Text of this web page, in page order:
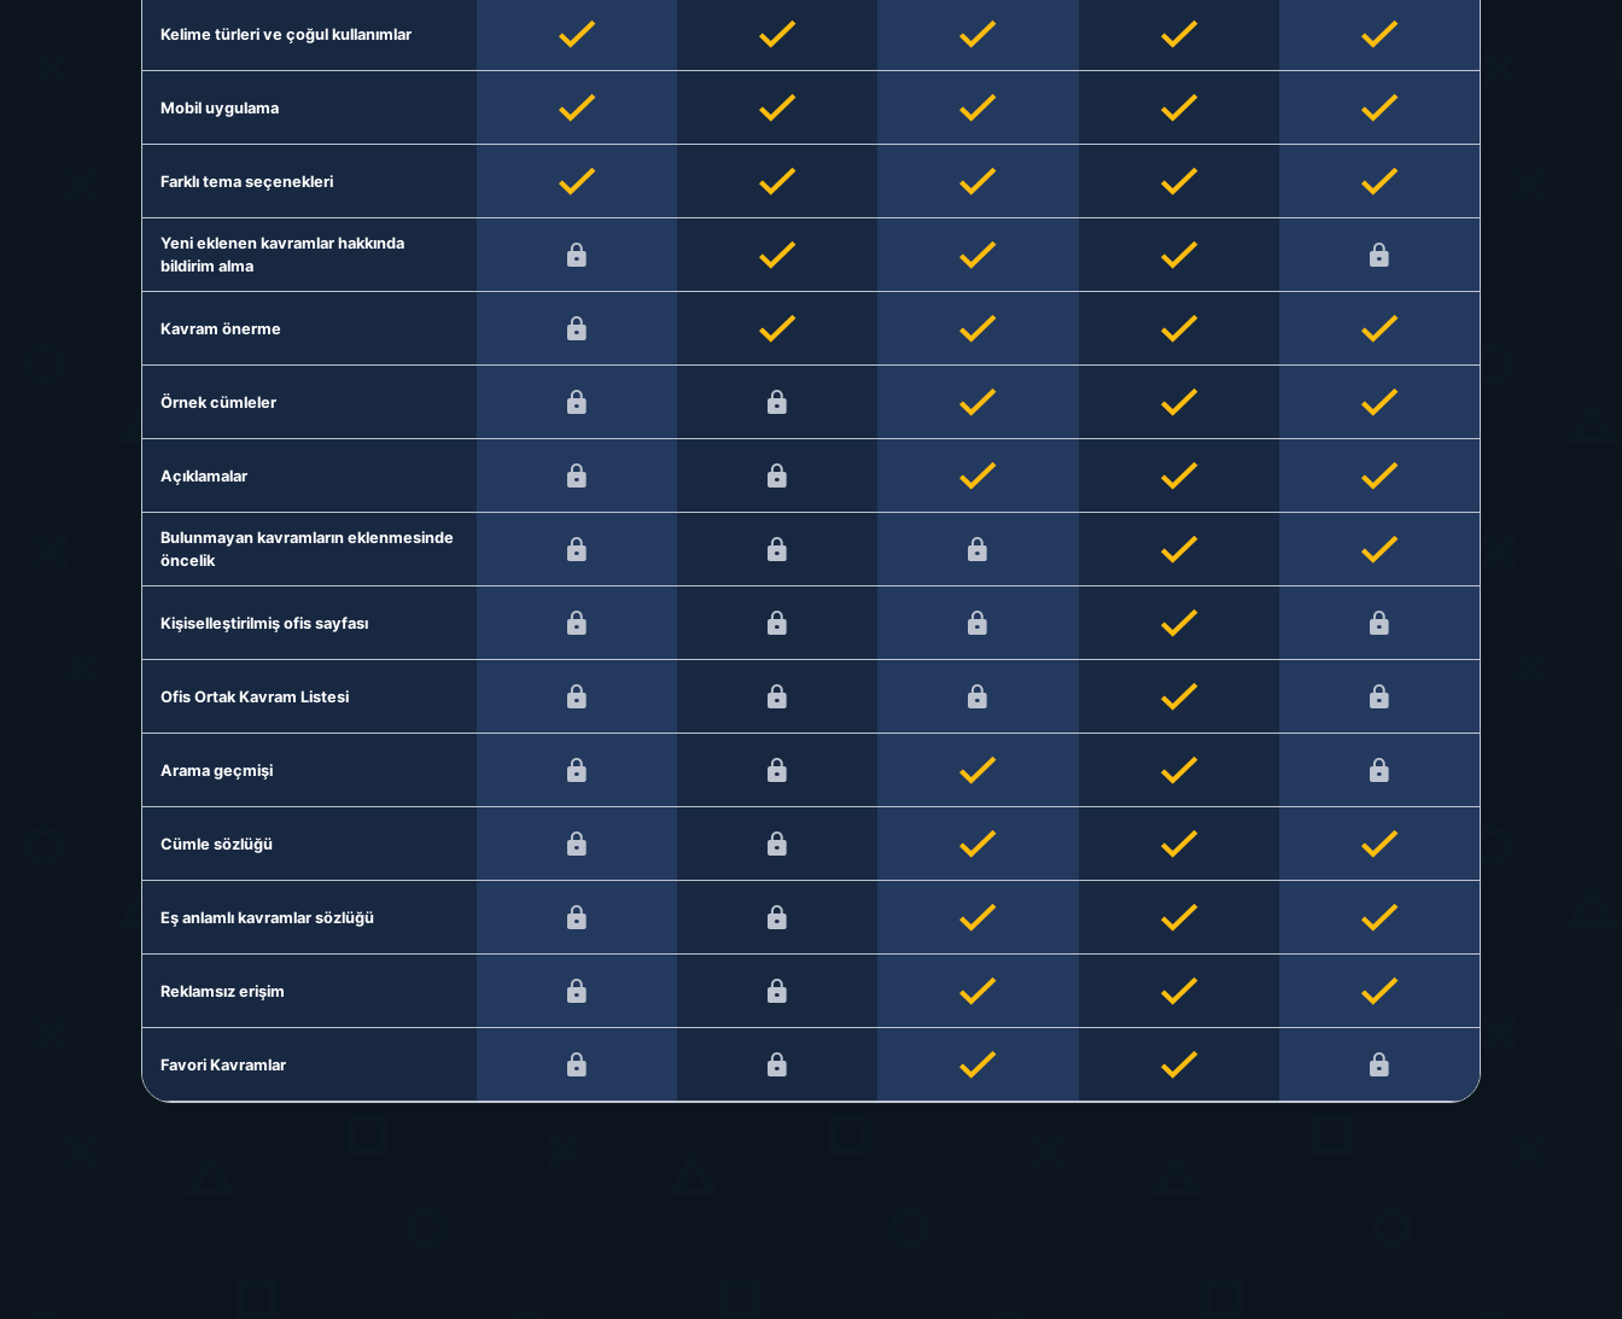
Kelime türleri ve çoğul kullanımlar
Mobil uygulama
Farklı tema seçenekleri
Yeni eklenen kavramlar hakkında
bildirim alma
Kavram önerme
Örnek cümleler
Açıklamalar
Bulunmayan kavramların eklenmesinde
öncelik
Kişiselleştirilmiş ofis sayfası
Ofis Ortak Kavram Listesi
Arama geçmişi
Cümle sözlüğü
Eş anlamlı kavramlar sözlüğü
Reklamsız erişim
Favori Kavramlar